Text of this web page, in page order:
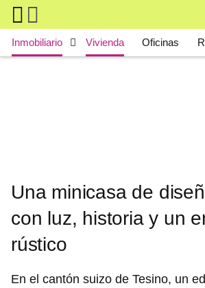
Skip to main content
Main navigation
Inmobiliario Vivienda Oficinas
Una minicasa de
con luz, historia y un
rústico
En el cantón suizo de Tesino, un